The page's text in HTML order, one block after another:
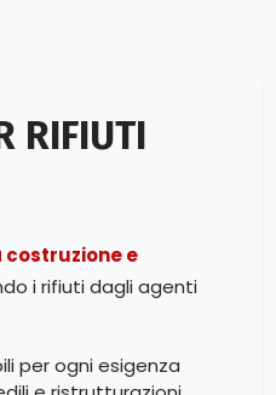
RIFIUTI
e
i rifiuti dagli agenti
per ogni esigenza